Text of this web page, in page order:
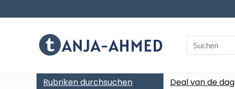
Search
for:
Rubriken durchsuchen Deal van de dag